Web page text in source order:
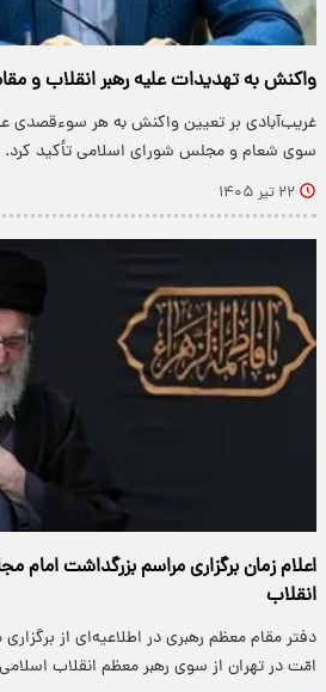
واکنش به تهدیدات علیه رهبر انقلاب و
غریب‌آبادی بر تعیین واکنش به هر سوءقصدی
سوی شعام و مجلس شورای اسلامی تأکید کرد.
۲۲ تیر ۱۴۰۵
اعلام زمان برگزاری مراسم بزرگداشت امام
انقلاب
دفتر مقام معظم رهبری در اطلاعیه‌ای از
امّت در تهران از سوی رهبر معظم انقلاب